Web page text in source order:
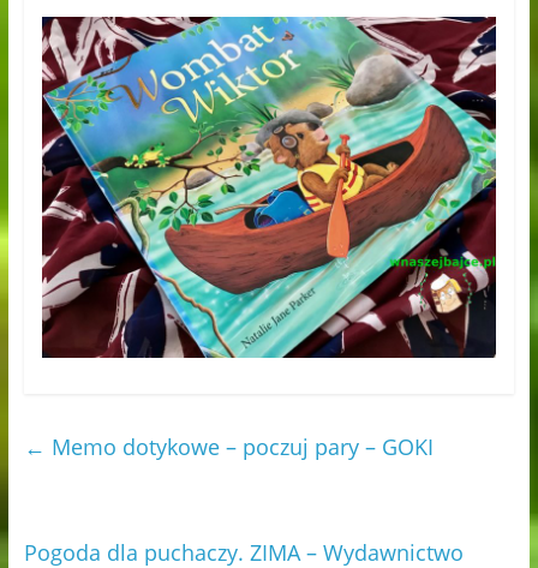
← Memo dotykowe – poczuj pary – GOKI
Pogoda dla puchaczy. ZIMA – Wydawnictwo